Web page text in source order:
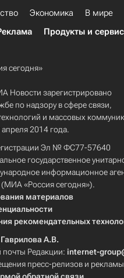
Экономика В мире
Продукты и
сегодня»
Новости зарегистрировано
по надзору в сфере связи,
и массовых
2014 года.
Эл № ФС77-57640
государственное
информационное
(МИА «Россия сегодня»).
материалов
рекомендательных
Гаврилова А.В.
почты Редакции: internet-
пресс-релизов и рекламы